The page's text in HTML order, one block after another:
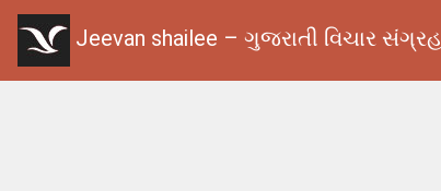
Jeevan shailee – ગુજરાતી વિચાર સંગ્રહ